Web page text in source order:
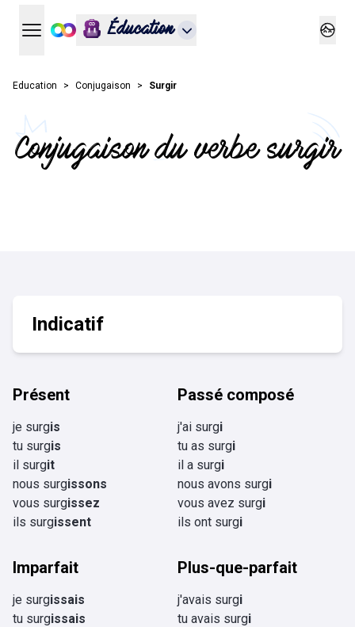
Ouvrir le menu principal
Éducation
Education Conjugaison Surgir
Conjugaison du verbe surgir
Indicatif
Présent
je surgis
tu surgis
il surgit
nous surgissons
vous surgissez
ils surgissent
Passé composé
j'ai surgi
tu as surgi
il a surgi
nous avons surgi
vous avez surgi
ils ont surgi
Imparfait
je surgissais
tu surgissais
Plus-que-parfait
j'avais surgi
tu avais surgi